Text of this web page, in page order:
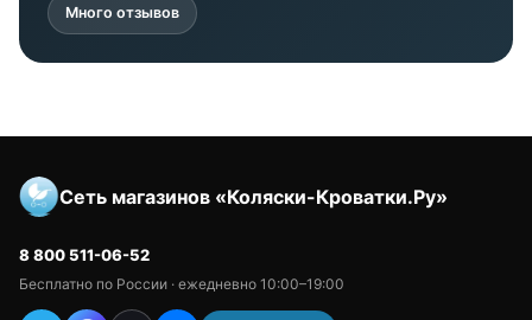
Много отзывов
Сеть магазинов «Коляски-Кроватки.Ру»
8 800 511-06-52
Бесплатно по России · ежедневно 10:00–19:00